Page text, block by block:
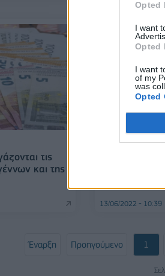
Opted
I want
Opted
I want
of my
was
Opted
τις
και της
Αγίου
ωράριο των
13/06/2022 - 10:39
Έναρξη Προηγούμενο 1